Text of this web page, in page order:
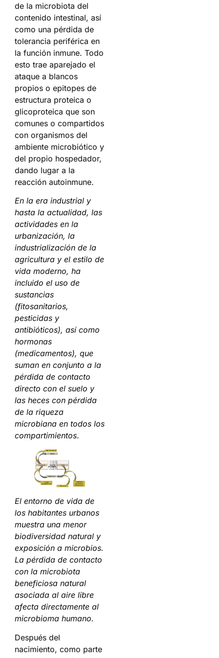
de la microbiota del
contenido intestinal, así
como una pérdida de
tolerancia periférica en
la función inmune. Todo
esto trae aparejado el
ataque a blancos
propios o epitopes de
estructura proteica o
glicoproteica que son
comunes o compartidos
con organismos del
ambiente microbiótico y
del propio hospedador,
dando lugar a la
reacción autoinmune.
En la era industrial y
hasta la actualidad, las
actividades en la
urbanización, la
industrialización de la
agricultura y el estilo de
vida moderno, ha
incluido el uso de
sustancias
(fitosanitarios,
pesticidas y
antibióticos), así como
hormonas
(medicamentos), que
suman en conjunto a la
pérdida de contacto
directo con el suelo y
las heces con pérdida
de la riqueza
microbiana en todos los
compartimientos.
El entorno de vida de
los habitantes urbanos
muestra una menor
biodiversidad natural y
exposición a microbios.
La pérdida de contacto
con la microbiota
beneficiosa natural
asociada al aire libre
afecta directamente al
microbioma humano.
Después del
nacimiento, como parte